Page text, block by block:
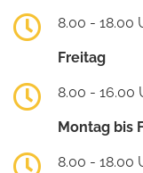
8.00 - 18.00
Freitag
8.00 - 16.00
Montag bis
8.00 - 18.00